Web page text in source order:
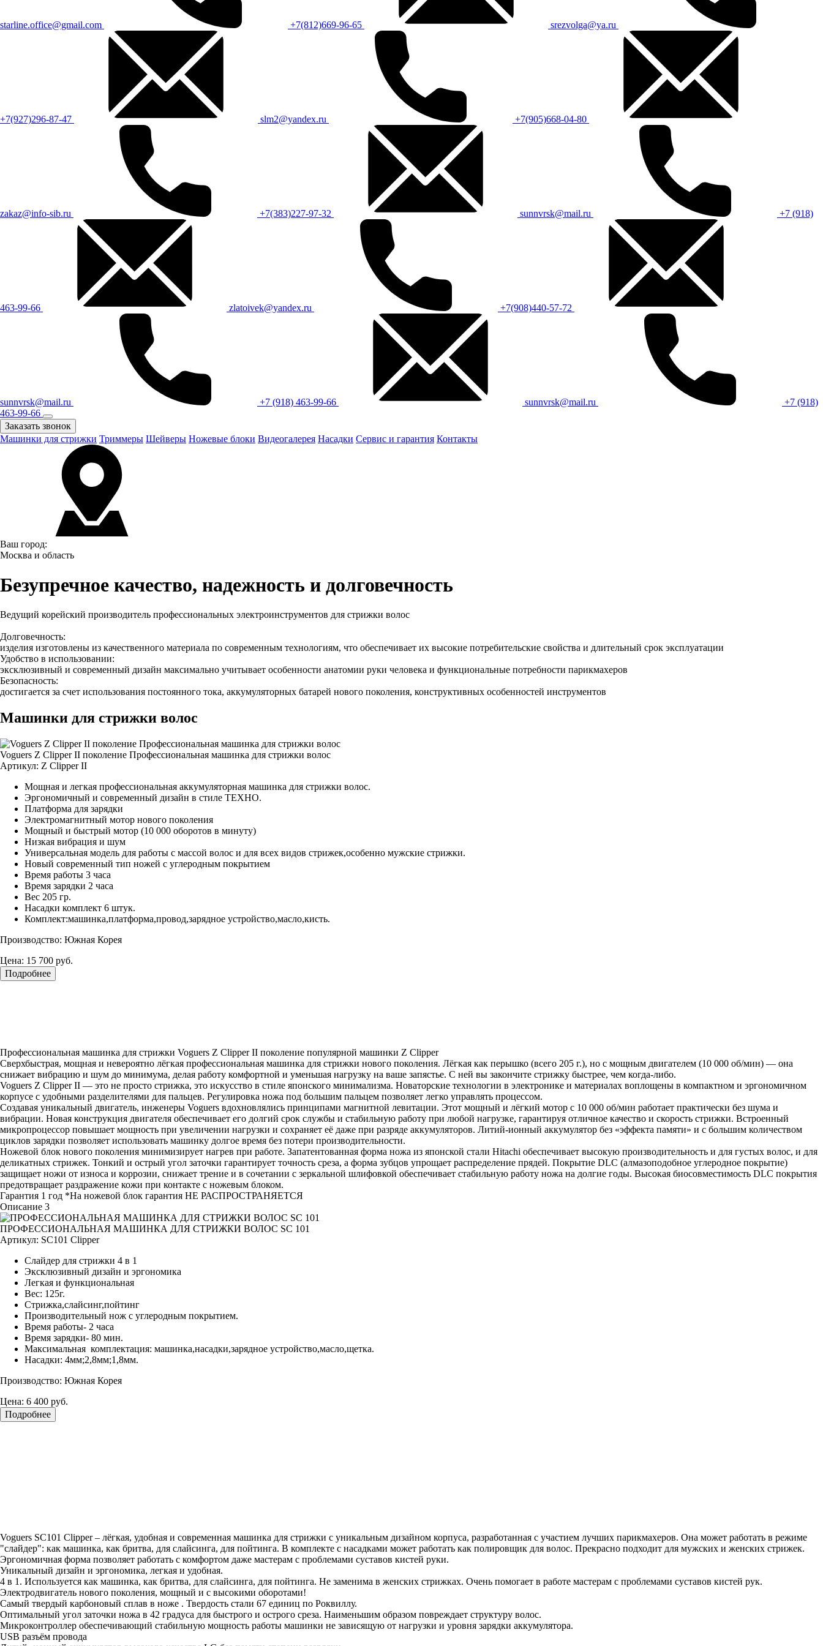
starline.office@gmail.com +7(812)669-96-65 srezvolga@ya.ru
+7(927)296-87-47 slm2@yandex.ru +7(905)668-04-80
zakaz@info-sib.ru +7(383)227-97-32 sunnvrsk@mail.ru +7 (918)
463-99-66 zlatoivek@yandex.ru +7(908)440-57-72
sunnvrsk@mail.ru +7 (918) 463-99-66 sunnvrsk@mail.ru
+7 (918)
463-99-66
Заказать звонок
Машинки для стрижки Триммеры Шейверы Ножевые блоки Видеогалерея Насадки Сервис и гарантия Контакты
Ваш город:
Москва и область
Безупречное качество, надежность и долговечность
Ведущий корейский производитель профессиональных электроинструментов для стрижки волос
Долговечность:
изделия изготовлены из качественного материала по современным технологиям, что обеспечивает их высокие потребительские свойства и длительный срок эксплуатации
Удобство в использовании:
эксклюзивный и современный дизайн максимально учитывает особенности анатомии руки человека и функциональные потребности парикмахеров
Безопасность:
достигается за счет использования постоянного тока, аккумуляторных батарей нового поколения, конструктивных особенностей инструментов
Машинки для стрижки волос
Voguers Z Clipper II поколение Профессиональная машинка для стрижки волос
Артикул: Z Clipper II
Мощная и легкая профессиональная аккумуляторная машинка для стрижки волос.
Эргономичный и современный дизайн в стиле ТЕХНО.
Платформа для зарядки
Электромагнитный мотор нового поколения
Мощный и быстрый мотор (10 000 оборотов в минуту)
Низкая вибрация и шум
Универсальная модель для работы с массой волос и для всех видов стрижек,особенно мужские стрижки.
Новый современный тип ножей с углеродным покрытием
Время работы 3 часа
Время зарядки 2 часа
Вес 205 гр.
Насадки комплект 6 штук.
Комплект:машинка,платформа,провод,зарядное устройство,масло,кисть.
Производство: Южная Корея
Цена: 15 700 руб.
Подробнее
Профессиональная машинка для стрижки Voguers Z Clipper II поколение популярной машинки Z Clipper
Сверхбыстрая, мощная и невероятно лёгкая профессиональная машинка для стрижки нового поколения. Лёгкая как перышко (всего 205 г.), но с мощным двигателем (10 000 об/мин) — она
снижает вибрацию и шум до минимума, делая работу комфортной и уменьшая нагрузку на ваше запястье. С ней вы закончите стрижку быстрее, чем когда-либо.
Voguers Z Clipper II — это не просто стрижка, это искусство в стиле японского минимализма. Новаторские технологии в электронике и материалах воплощены в компактном и эргономичном
корпусе с удобными разделителями для пальцев. Регулировка ножа под большим пальцем позволяет легко управлять процессом.
Создавая уникальный двигатель, инженеры Voguers вдохновлялись принципами магнитной левитации. Этот мощный и лёгкий мотор с 10 000 об/мин работает практически без шума и
вибрации. Новая конструкция двигателя обеспечивает его долгий срок службы и стабильную работу при любой нагрузке, гарантируя отличное качество и скорость стрижки. Встроенный
микропроцессор повышает мощность при увеличении нагрузки и сохраняет её даже при разряде аккумуляторов. Литий-ионный аккумулятор без «эффекта памяти» и с большим количеством
циклов зарядки позволяет использовать машинку долгое время без потери производительности.
Ножевой блок нового поколения минимизирует нагрев при работе. Запатентованная форма ножа из японской стали Hitachi обеспечивает высокую производительность и для густых волос, и для
деликатных стрижек. Тонкий и острый угол заточки гарантирует точность среза, а форма зубцов упрощает распределение прядей. Покрытие DLС (алмазоподобное углеродное покрытие)
защищает ножи от износа и коррозии, снижает трение и в сочетании с зеркальной шлифовкой обеспечивает стабильную работу ножа на долгие годы. Высокая биосовместимость DLС покрытия
предотвращает раздражение кожи при контакте с ножевым блоком.
Гарантия 1 год *На ножевой блок гарантия НЕ РАСПРОСТРАНЯЕТСЯ
Описание 3
ПРОФЕССИОНАЛЬНАЯ МАШИНКА ДЛЯ СТРИЖКИ ВОЛОС SC 101
Артикул: SC101 Clipper
Слайдер для стрижки 4 в 1
Эксклюзивный дизайн и эргономика
Легкая и функциональная
Вес: 125г.
Стрижка,слайсинг,пойтинг
Производительный нож с углеродным покрытием.
Время работы- 2 часа
Время зарядки- 80 мин.
Максимальная комплектация: машинка,насадки,зарядное устройство,масло,щетка.
Насадки: 4мм;2,8мм;1,8мм.
Производство: Южная Корея
Цена: 6 400 руб.
Подробнее
Voguers SC101 Clipper – лёгкая, удобная и современная машинка для стрижки с уникальным дизайном корпуса, разработанная с участием лучших парикмахеров. Она может работать в режиме
"слайдер": как машинка, как бритва, для слайсинга, для пойтинга. В комплекте с насадками может работать как полировщик для волос. Прекрасно подходит для мужских и женских стрижек.
Эргономичная форма позволяет работать с комфортом даже мастерам с проблемами суставов кистей руки.
Уникальный дизайн и эргономика, легкая и удобная.
4 в 1. Используется как машинка, как бритва, для слайсинга, для пойтинга. Не заменима в женских стрижках. Очень помогает в работе мастерам с проблемами суставов кистей рук.
Электродвигатель нового поколения, мощный и с высокими оборотами!
Самый твердый карбоновый сплав в ноже . Твердость стали 67 единиц по Роквиллу.
Оптимальный угол заточки ножа в 42 градуса для быстрого и острого среза. Наименьшим образом повреждает структуру волос.
Микроконтроллер обеспечивающий стабильную мощность работы машинки не зависящую от нагрузки и уровня зарядки аккумулятора.
USB разъём провода